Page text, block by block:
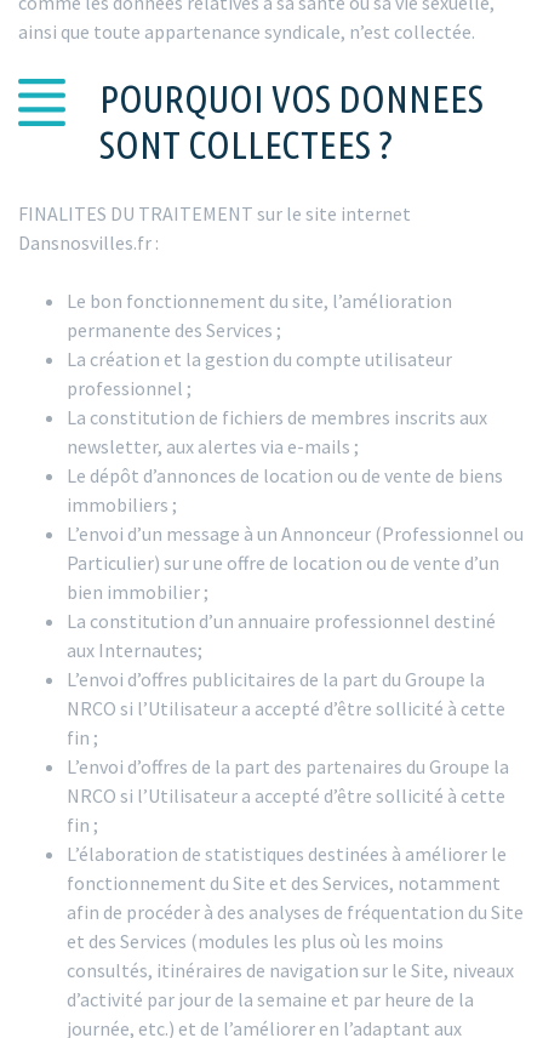
ainsi que toute appartenance syndicale, n’est collectée.
POURQUOI VOS DONNEES
SONT COLLECTEES ?
FINALITES DU TRAITEMENT sur le site internet
Dansnosvilles.fr :
Le bon fonctionnement du site, l’amélioration
permanente des Services ;
La création et la gestion du compte utilisateur
professionnel ;
La constitution de fichiers de membres inscrits aux
newsletter, aux alertes via e-mails ;
Le dépôt d’annonces de location ou de vente de biens
immobiliers ;
L’envoi d’un message à un Annonceur (Professionnel ou
Particulier) sur une offre de location ou de vente d’un
bien immobilier ;
La constitution d’un annuaire professionnel destiné
aux Internautes;
L’envoi d’offres publicitaires de la part du Groupe la
NRCO si l’Utilisateur a accepté d’être sollicité à cette
fin ;
L’envoi d’offres de la part des partenaires du Groupe la
NRCO si l’Utilisateur a accepté d’être sollicité à cette
fin ;
L’élaboration de statistiques destinées à améliorer le
fonctionnement du Site et des Services, notamment
afin de procéder à des analyses de fréquentation du Site
et des Services (modules les plus où les moins
consultés, itinéraires de navigation sur le Site, niveaux
d’activité par jour de la semaine et par heure de la
journée, etc.) et de l’améliorer en l’adaptant aux